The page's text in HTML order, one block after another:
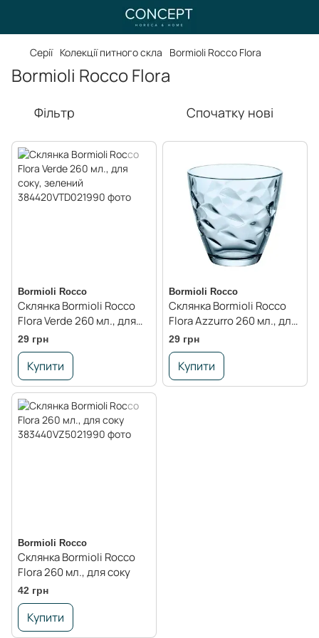
Серії Колекції питного скла Bormioli Rocco Flora
Bormioli Rocco Flora
Фільтр Спочатку нові
Bormioli Rocco
Склянка Bormioli Rocco
Flora Verde 260 мл., для
соку, зелений
29 грн
Купити
Bormioli Rocco
Склянка Bormioli Rocco
Flora Azzurro 260 мл., для
соку, блакитний
29 грн
Купити
Bormioli Rocco
Склянка Bormioli Rocco
Flora 260 мл., для соку
42 грн
Купити